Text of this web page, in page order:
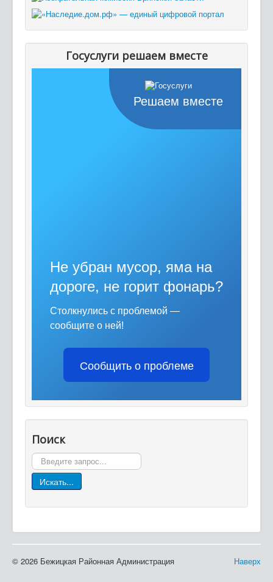
Госуслуги решаем вместе
Решаем вместе
Не убран мусор, яма на
дороге, не горит фонарь?
Столкнулись с проблемой —
сообщите о ней!
Сообщить о проблеме
Поиск
Поиск
Искать...
Наверх
© 2026 Бежицкая Районная Администрация